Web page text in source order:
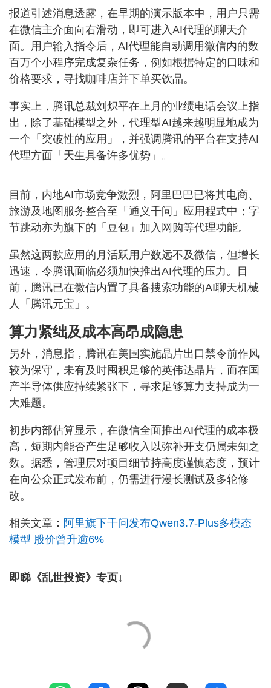
报道引述消息透露，在早期的演示版本中，用户只需
在微信主介面向右滑动，即可进入AI代理的聊天介
面。用户输入指令后，AI代理能自动调用微信内的数
百万个小程序完成复杂任务，例如根据特定的口味和
价格要求，寻找咖啡店并下单买饮品。
事实上，腾讯总裁刘炽平在上月的业绩电话会议上指
出，除了基础模型之外，代理型AI越来越明显地成为
一个「突破性的应用」，并强调腾讯的平台在支持AI
代理方面「天生具备许多优势」。
目前，内地AI市场竞争激烈，阿里巴巴已将其电商、
旅游及地图服务整合至「通义千问」应用程式中；字
节跳动亦为旗下的「豆包」加入网购等代理功能。
虽然这两款应用的月活跃用户数远不及微信，但增长
迅速，令腾讯面临必须加快推出AI代理的压力。目
前，腾讯已在微信内置了具备搜索功能的AI聊天机械
人「腾讯元宝」。
算力紧绌及成本高昂成隐患
另外，消息指，腾讯在美国实施晶片出口禁令前作风
较为保守，未有及时囤积足够的英伟达晶片，而在国
产半导体供应持续紧张下，寻求足够算力支持成为一
大难题。
初步内部估算显示，在微信全面推出AI代理的成本极
高，短期内能否产生足够收入以弥补开支仍属未知之
数。据悉，管理层对项目细节持高度谨慎态度，预计
在向公众正式发布前，仍需进行漫长测试及多轮修
改。
相关文章： 阿里旗下千问发布Qwen3.7-Plus多模态
模型 股价曾升逾6%
即睇《乱世投资》专页↓